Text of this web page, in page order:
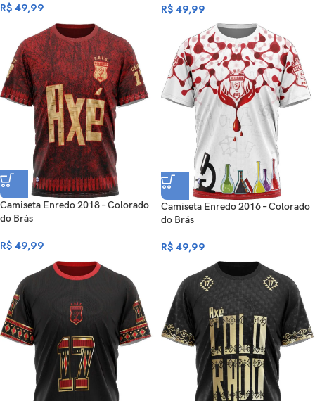
R$ 49,99 R$ 49,99
Camiseta Enredo 2018 – Colorado
do Brás
R$ 49,99
Camiseta Enredo 2016 – Colorado
do Brás
R$ 49,99